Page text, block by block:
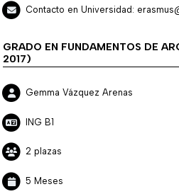
Contacto en Universidad:
GRADO EN FUNDAMENTOS DE
2017)
Gemma Vázquez Arenas
ING B1
2 plazas
5 Meses